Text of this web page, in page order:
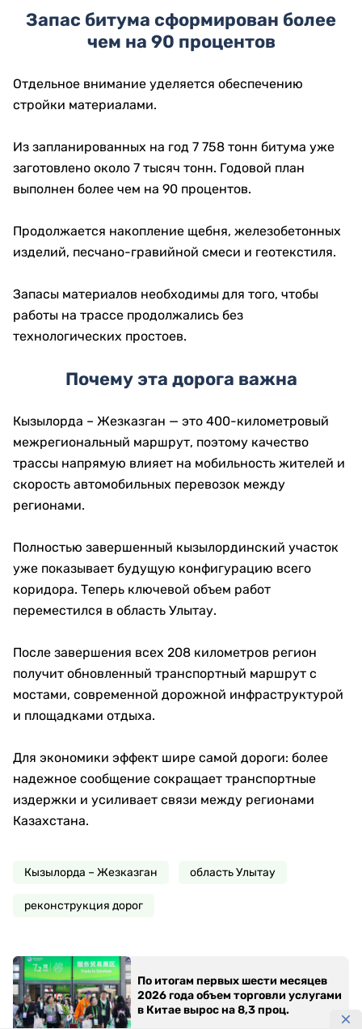
Запас битума сформирован более
чем на 90 процентов
Отдельное внимание уделяется обеспечению
стройки материалами.
Из запланированных на год 7 758 тонн битума уже
заготовлено около 7 тысяч тонн. Годовой план
выполнен более чем на 90 процентов.
Продолжается накопление щебня, железобетонных
изделий, песчано-гравийной смеси и геотекстиля.
Запасы материалов необходимы для того, чтобы
работы на трассе продолжались без
технологических простоев.
Почему эта дорога важна
Кызылорда – Жезказган — это 400-километровый
межрегиональный маршрут, поэтому качество
трассы напрямую влияет на мобильность жителей и
скорость автомобильных перевозок между
регионами.
Полностью завершенный кызылординский участок
уже показывает будущую конфигурацию всего
коридора. Теперь ключевой объем работ
переместился в область Улытау.
После завершения всех 208 километров регион
получит обновленный транспортный маршрут с
мостами, современной дорожной инфраструктурой
и площадками отдыха.
Для экономики эффект шире самой дороги: более
надежное сообщение сокращает транспортные
издержки и усиливает связи между регионами
Казахстана.
Кызылорда – Жезказган область Улытау
реконструкция дорог
По итогам первых шести месяцев
2026 года объем торговли услугами
в Китае вырос на 8,3 проц.